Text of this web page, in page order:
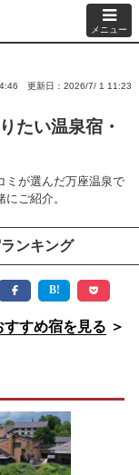
メニュー
更新日：2026/7/ 1 11:23
たい温泉宿・
ミが選んだ万座温泉で
ご紹介。
ンキング
すめ宿を見る ＞